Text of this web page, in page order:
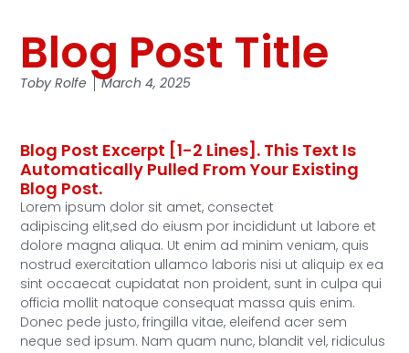
Blog Post Title
Toby Rolfe March 4, 2025
Blog Post Excerpt [1-2 Lines]. This Text Is
Automatically Pulled From Your Existing
Blog Post.
Lorem ipsum dolor sit amet, consectet
adipiscing elit,sed do eiusm por incididunt ut labore et
dolore magna aliqua. Ut enim ad minim veniam, quis
nostrud exercitation ullamco laboris nisi ut aliquip ex ea
sint occaecat cupidatat non proident, sunt in culpa qui
officia mollit natoque consequat massa quis enim.
Donec pede justo, fringilla vitae, eleifend acer sem
neque sed ipsum. Nam quam nunc, blandit vel, ridiculus